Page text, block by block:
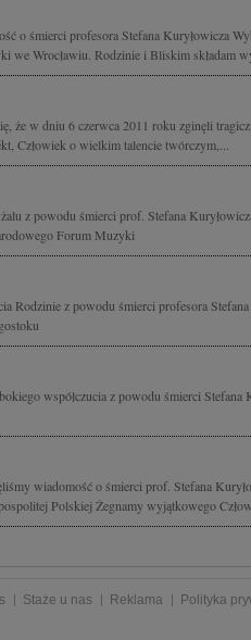
o śmierci profesora Stefana Kuryłowicza
we Wrocławiu. Rodzinie i Bliskim składam
że w dniu 6 czerwca 2011 roku zginęli
Człowiek o wielkim talencie twórczym,...
z powodu śmierci prof. Stefana
Forum Muzyki
Rodzinie z powodu śmierci profesora
współczucia z powodu śmierci Stefana
wiadomość o śmierci prof. Stefana
Polskiej Żegnamy wyjątkowego
Staże u nas Reklama
Polityka